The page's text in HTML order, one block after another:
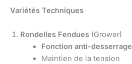
Variétés Techniques
Rondelles Fendues (Grower)
Fonction anti-desserrage
Maintien de la tension